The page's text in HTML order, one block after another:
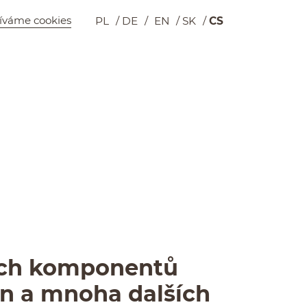
cookies PL DE EN SK
CS
kom­po­nentů
a mnoha dalších